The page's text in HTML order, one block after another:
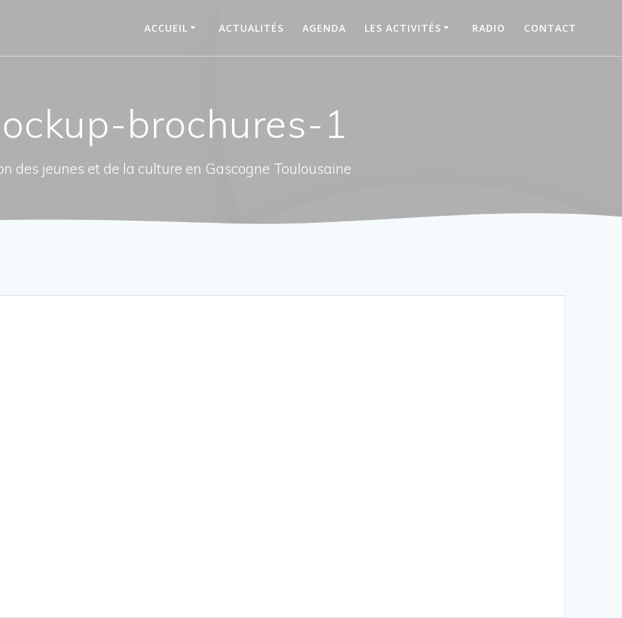
ACCUEIL ACTUALITÉS AGENDA LES ACTIVITÉS RADIO CONTACT
brochures-1
des jeunes et de la culture en Gascogne Toulousaine